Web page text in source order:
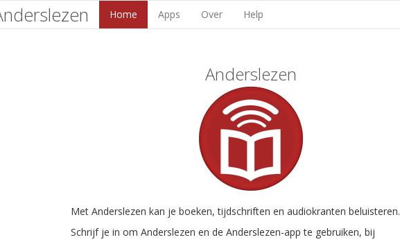
Home Apps Over Help
Anderslezen
Met Anderslezen kan je boeken, tijdschriften en audiokranten beluisteren.
Schrijf je in om Anderslezen en de Anderslezen-app te gebruiken, bij